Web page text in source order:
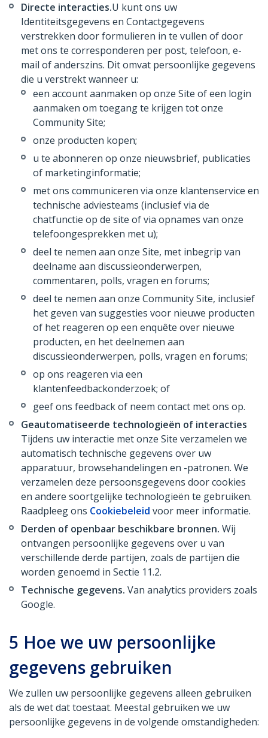
Directe interacties.U kunt ons uw
Identiteitsgegevens en Contactgegevens
verstrekken door formulieren in te vullen of door
met ons te corresponderen per post, telefoon, e-
mail of anderszins. Dit omvat persoonlijke gegevens
die u verstrekt wanneer u:
een account aanmaken op onze Site of een login
aanmaken om toegang te krijgen tot onze
Community Site;
onze producten kopen;
u te abonneren op onze nieuwsbrief, publicaties
of marketinginformatie;
met ons communiceren via onze klantenservice en
technische adviesteams (inclusief via de
chatfunctie op de site of via opnames van onze
telefoongesprekken met u);
deel te nemen aan onze Site, met inbegrip van
deelname aan discussieonderwerpen,
commentaren, polls, vragen en forums;
deel te nemen aan onze Community Site, inclusief
het geven van suggesties voor nieuwe producten
of het reageren op een enquête over nieuwe
producten, en het deelnemen aan
discussieonderwerpen, polls, vragen en forums;
op ons reageren via een
klantenfeedbackonderzoek; of
geef ons feedback of neem contact met ons op.
Geautomatiseerde technologieën of interacties
Tijdens uw interactie met onze Site verzamelen we
automatisch technische gegevens over uw
apparatuur, browsehandelingen en -patronen. We
verzamelen deze persoonsgegevens door cookies
en andere soortgelijke technologieën te gebruiken.
Raadpleeg ons Cookiebeleid voor meer informatie.
Derden of openbaar beschikbare bronnen. Wij
ontvangen persoonlijke gegevens over u van
verschillende derde partijen, zoals de partijen die
worden genoemd in Sectie 11.2.
Technische gegevens. Van analytics providers zoals
Google.
5 Hoe we uw persoonlijke
gegevens gebruiken
We zullen uw persoonlijke gegevens alleen gebruiken
als de wet dat toestaat. Meestal gebruiken we uw
persoonlijke gegevens in de volgende omstandigheden: